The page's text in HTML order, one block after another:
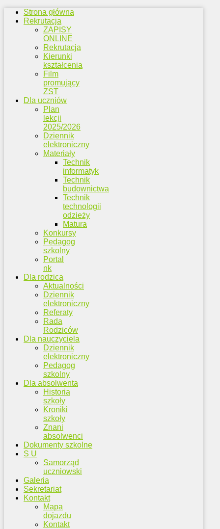
Strona główna
Rekrutacja
ZAPISY
ONLINE
Rekrutacja
Kierunki
kształcenia
Film
promujący
ZST
Dla uczniów
Plan
lekcji
2025/2026
Dziennik
elektroniczny
Materiały
Technik
informatyk
Technik
budownictwa
Technik
technologii
odzieży
Matura
Konkursy
Pedagog
szkolny
Portal
nk
Dla rodzica
Aktualności
Dziennik
elektroniczny
Referaty
Rada
Rodziców
Dla nauczyciela
Dziennik
elektroniczny
Pedagog
szkolny
Dla absolwenta
Historia
szkoły
Kroniki
szkoły
Znani
absolwenci
Dokumenty szkolne
S U
Samorząd
uczniowski
Galeria
Sekretariat
Kontakt
Mapa
dojazdu
Kontakt